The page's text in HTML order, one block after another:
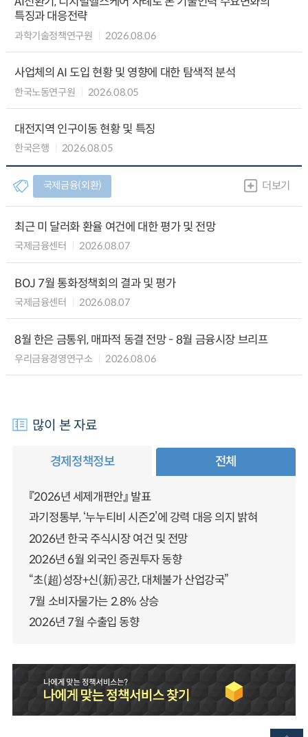
특징과 대응전략
과학기술정책연구원 2026.08.06
사업체의 AI 도입 현황 및 영향에 대한 탐색적 분석
한국노동연구원 2026.08.05
대전지역 인구이동 현황 및 특징
한국은행 2026.08.05
국제금융(외환) 더보기
최근 미 달러화 환율 여건에 대한 평가 및 전망
국제금융센터 2026.08.07
BOJ 7월 통화정책회의 결과 및 평가
국제금융센터 2026.08.07
8월 한은 금통위, 매파적 동결 전망 - 8월 금융시장 브리프
우리금융경영연구소 2026.08.06
많이 본 자료
경제정책정보 전체
『2026년 세제개편안』 발표
과기정통부, ‘누누티비 시즌2’에 강력 대응 의지 밝혀
2026년 한국 주식시장 여건 및 전망
2026년 6월 외국인 증권투자 동향
“초(超)성장+신(新)공간, 대체불가 산업강국”
7월 소비자물가는 2.8% 상승
2026년 7월 수출입 동향